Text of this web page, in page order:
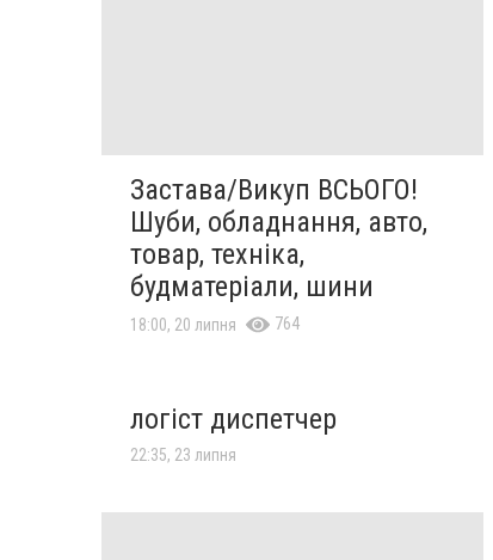
Застава/Викуп ВСЬОГО!
Шуби, обладнання, авто,
товар, техніка,
будматеріали, шини
18:00, 20 липня 764
логіст диспетчер
22:35, 23 липня